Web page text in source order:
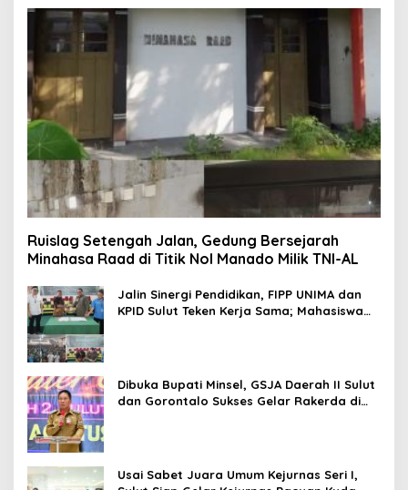
Ruislag Setengah Jalan, Gedung Bersejarah
Minahasa Raad di Titik Nol Manado Milik TNI-AL
Jalin Sinergi Pendidikan, FIPP UNIMA dan
KPID Sulut Teken Kerja Sama; Mahasiswa
Dibuka Bupati Minsel, GSJA Daerah II Sulut
dan Gorontalo Sukses Gelar Rakerda di
Usai Sabet Juara Umum Kejurnas Seri I,